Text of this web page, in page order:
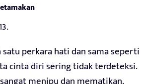
satu perkara hati dan sama seperti
cinta diri sering tidak terdeteksi.